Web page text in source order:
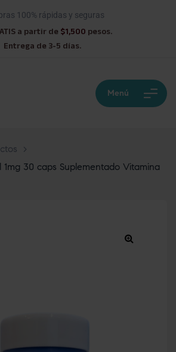
100% rápidas y seguras
a partir de $1,500 pesos.
Entrega de 3-5 días.
Menú
>
1mg 30 caps Suplementado Vitamina